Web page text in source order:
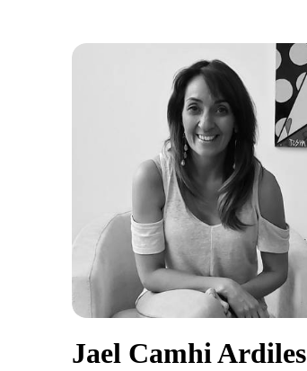
Jael Camhi Ardiles